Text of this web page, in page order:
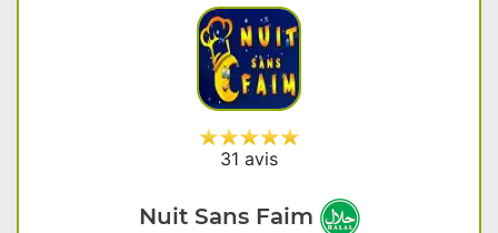
31 avis
Nuit Sans Faim